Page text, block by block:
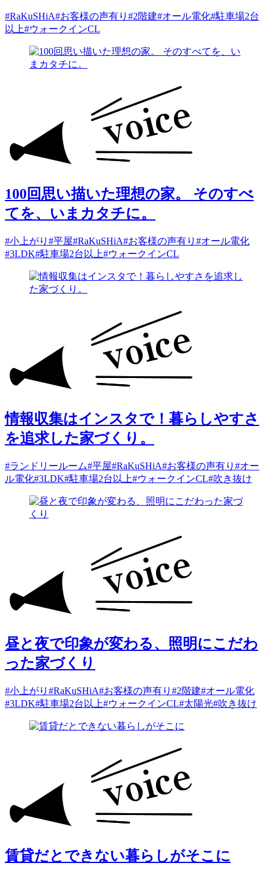
#RaKuSHiA#お客様の声有り #2階建#オール電化#駐車場2台
以上#ウォークインCL
100回思い描いた理想の家。 そのすべ
てを、いまカタチに。
#小上がり #平屋#RaKuSHiA#お客様の声有り #オール電化
#3LDK#駐車場2台以上#ウォークインCL
情報収集はインスタで！暮らしやすさ
を追求した家づくり。
#ランドリールーム#平屋#RaKuSHiA#お客様の声有り #オー
ル電化#3LDK#駐車場2台以上#ウォークインCL#吹き抜け
昼と夜で印象が変わる、照明にこだわ
った家づくり
#小上がり #RaKuSHiA#お客様の声有り #2階建#オール電化
#3LDK#駐車場2台以上#ウォークインCL#太陽光#吹き抜け
賃貸だとできない暮らしがそこに